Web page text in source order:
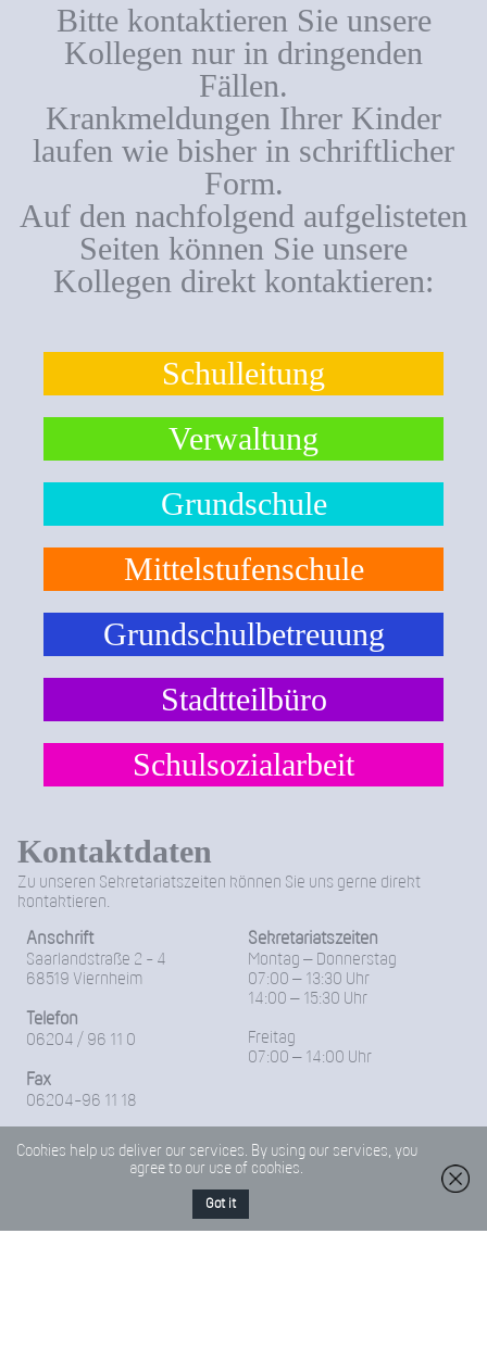
Bitte kontaktieren Sie unsere
Kollegen nur in dringenden
Fällen.
Krankmeldungen Ihrer Kinder
laufen wie bisher in schriftlicher
Form.
Auf den nachfolgend aufgelisteten
Seiten können Sie unsere
Kollegen direkt kontaktieren:
Schulleitung
Verwaltung
Grundschule
Mittelstufenschule
Grundschulbetreuung
Stadtteilbüro
Schulsozialarbeit
Kontaktdaten
Zu unseren Sekretariatszeiten können Sie uns gerne direkt
kontaktieren.
Anschrift
Saarlandstraße 2 - 4
68519 Viernheim
Telefon
06204 / 96 11 0
Fax
06204-96 11 18
Sekretariatszeiten
Montag – Donnerstag
07:00 – 13:30 Uhr
14:00 – 15:30 Uhr
Freitag
07:00 – 14:00 Uhr
E-Mail
Friedrich-Froebel-Schule@Kreis-Bergstrasse.de
Cookies help us deliver our services. By using our services, you
agree to our use of cookies.
Got it